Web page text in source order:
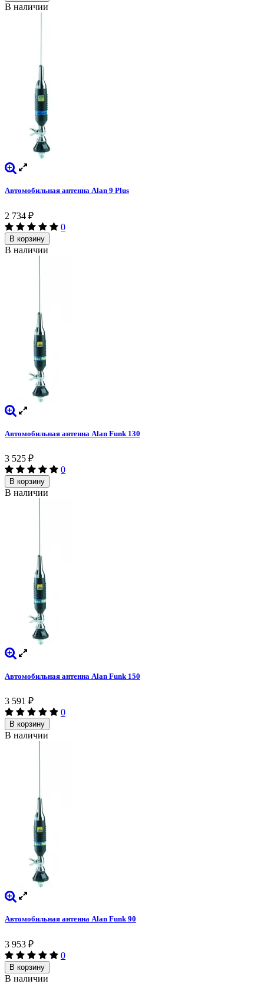
В наличии
Автомобильная антенна Alan 9 Plus
2 734 ₽
0
В корзину
В наличии
Автомобильная антенна Alan Funk 130
3 525 ₽
0
В корзину
В наличии
Автомобильная антенна Alan Funk 150
3 591 ₽
0
В корзину
В наличии
Автомобильная антенна Alan Funk 90
3 953 ₽
0
В корзину
В наличии